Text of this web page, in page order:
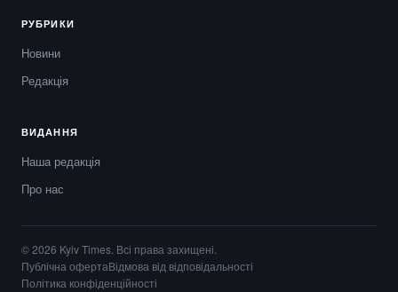
РУБРИКИ
Новини
Редакція
ВИДАННЯ
Наша редакція
Про нас
© 2026 Kyiv Times. Всі права захищені.
Публічна офертаВідмова від відповідальності
Політика конфіденційності